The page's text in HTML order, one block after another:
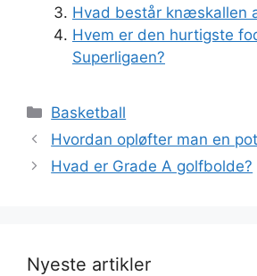
Hvad består knæskallen
Hvem er den hurtigste
Superligaen?
Kategorier
Basketball
Hvordan opløfter man en
Hvad er Grade A golfbolde?
Nyeste artikler